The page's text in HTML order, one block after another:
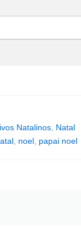
Natalinos Natal
noel papai noel